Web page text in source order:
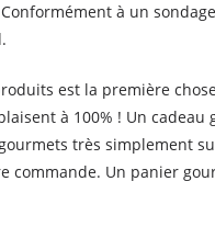
à un
est la première
à 100% ! Un cadeau
très simplement
commande. Un panier